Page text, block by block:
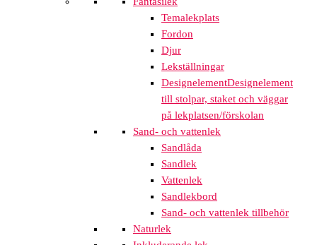
Temalekplats
Fordon
Djur
Lekställningar
DesignelementDesignelement
till stolpar, staket och väggar
på lekplatsen/förskolan
Sand- och vattenlek
Sandlåda
Sandlek
Vattenlek
Sandlekbord
Sand- och vattenlek tillbehör
Naturlek